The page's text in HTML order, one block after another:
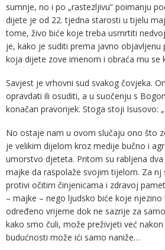
sumnje, no i po „rastezljivu“ poimanju
dijete je od 22. tjedna starosti u tijelu
tome, živo biće koje treba usmrtiti
je, kako je suditi prema javno objavljenu
koja dijete zove imenom i obraća mu se
Savjest je vrhovni sud svakog čovjeka.
opravdati ili osuditi, a u suočenju s
konačan pravorijek. Stoga stoji Isusovo:
No ostaje nam u ovom slučaju ono što
je velikim dijelom kroz medije bučno i
umorstvo djeteta. Pritom su rabljena dva
majke da raspolaže svojim tijelom. Za nj
protivi očitim činjenicama i zdravoj
– majke – nego ljudsko biće koje njezino
određeno vrijeme dok ne sazrije za
kako smo čuli, može preživjeti već
budućnosti može ići samo naniže…